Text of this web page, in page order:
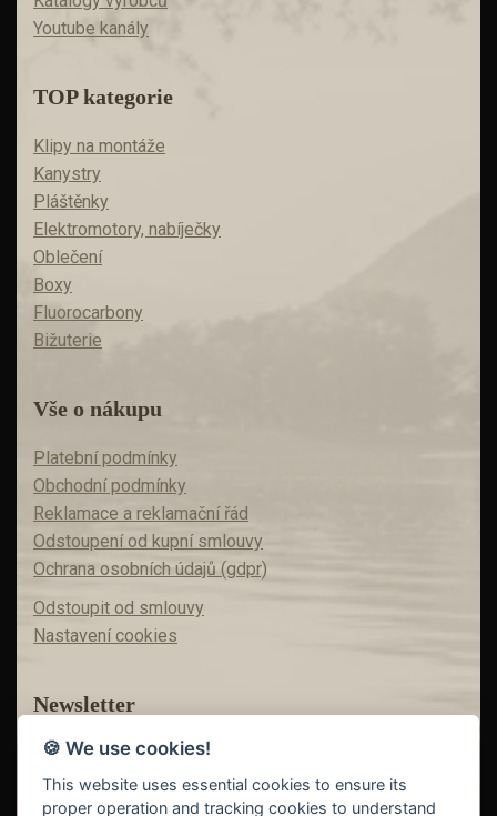
Youtube kanály
TOP kategorie
Klipy na montáže
Kanystry
Pláštěnky
Elektromotory, nabíječky
Oblečení
Boxy
Fluorocarbony
Bižuterie
Vše o nákupu
Platební podmínky
Obchodní podmínky
Reklamace a reklamační řád
Odstoupení od kupní smlouvy
Ochrana osobních údajů (gdpr)
Odstoupit od smlouvy
Nastavení cookies
Newsletter
Máte zájem o akční nabídky?
Teď už vám nic neunikne!
🍪 We use cookies!
This website uses essential cookies to ensure its
proper operation and tracking cookies to understand